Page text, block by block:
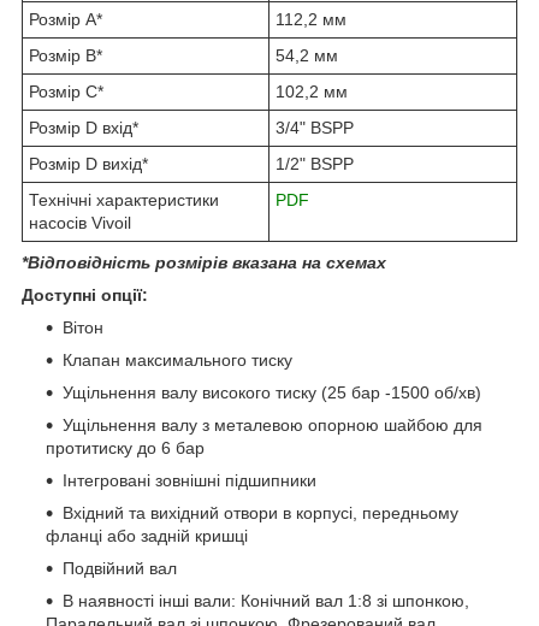
Розмір A*
112,2 мм
Розмір B*
54,2 мм
Розмір C*
102,2 мм
Розмір D вхід*
3/4" BSPP
Розмір D вихід*
1/2" BSPP
Технічні характеристики
насосів Vivoil
PDF
*Відповідність розмірів вказана на схемах
Доступні опції:
Вітон
Клапан максимального тиску
Ущільнення валу високого тиску (25 бар -1500 об/хв)
Ущільнення валу з металевою опорною шайбою для
протитиску до 6 бар
Інтегровані зовнішні підшипники
Вхідний та вихідний отвори в корпусі, передньому
фланці або задній кришці
Подвійний вал
В наявності інші вали: Конічний вал 1:8 зі шпонкою,